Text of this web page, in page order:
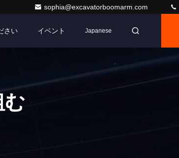
sophia@excavatorboomarm.com
さい イベント Japanese
む